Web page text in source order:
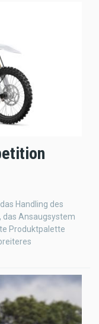
Handling des
das Ansaugsystem
Produktpalette